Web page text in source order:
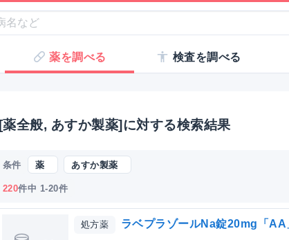
薬を調べる 検査を調べる
[薬全般, あすか製薬]に対する検索結果
条件 薬 あすか製薬
220件中 1-20件
処方薬 ラベプラゾールNa錠20mg「AA